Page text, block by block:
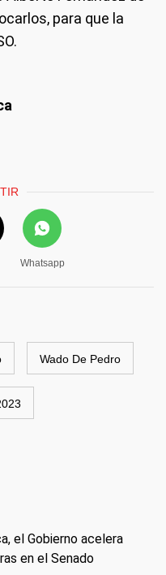
para que la
Whatsapp
Wado De Pedro
el Gobierno acelera
en el Senado